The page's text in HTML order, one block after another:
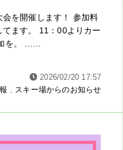
を開催します！ 参加料
ます。 11：00よりカー
を。 ……
2026/02/20 17:57
, スキー場からのお知らせ